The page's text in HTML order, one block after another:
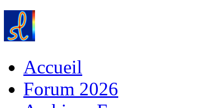
Accueil
Forum 2026